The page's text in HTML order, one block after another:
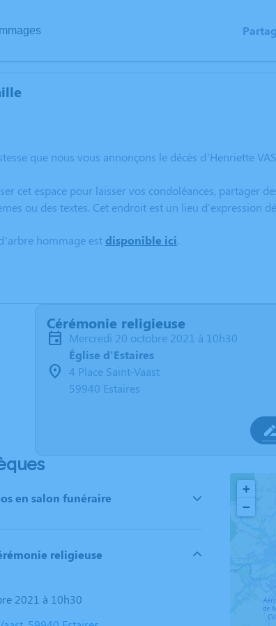
que nous vous annonçons le décès d’Henriette
cet espace pour laisser vos condoléances, partager
ou des textes. Cet endroit est un lieu d'expression
hommage est disponible ici.
Cérémonie religieuse
mercredi 20 octobre 2021 à 10h30
Église d'Estaires
4 Place Saint-Vaast
59940 Estaires
en salon funéraire
religieuse
2021 à 10h30
+
−